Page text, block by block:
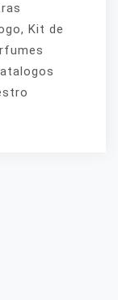
Kit de